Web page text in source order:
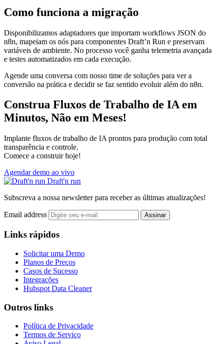
Como funciona a migração
Disponibilizamos adaptadores que importam workflows JSON do
n8n, mapeiam os nós para componentes Draft’n Run e preservam
variáveis de ambiente. No processo você ganha telemetria avançada
e testes automatizados em cada execução.
Agende uma conversa com nosso time de soluções para ver a
conversão na prática e decidir se faz sentido evoluir além do n8n.
Construa Fluxos de Trabalho de IA em
Minutos, Não em Meses!
Implante fluxos de trabalho de IA prontos para produção com total
transparência e controle.
Comece a construir hoje!
Agendar demo ao vivo
Draft'n run
Subscreva a nossa newsletter para receber as últimas atualizações!
Email address Assinar
Links rápidos
Solicitar uma Demo
Planos de Preços
Casos de Sucesso
Integrações
Hubspot Data Cleaner
Outros links
Política de Privacidade
Termos de Serviço